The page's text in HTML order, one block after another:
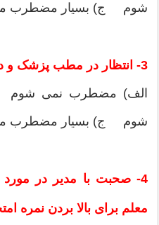
شوم ج) بسیار مضطرب
3- انتظار در مطب پزشک و در جمع افراد غریبه
الف) مضطرب نمی
شوم ج) بسیار مضطرب
4- صحبت با مدیر در
معلم برای بالا بردن نمره